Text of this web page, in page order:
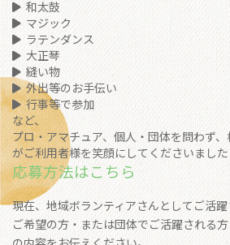
和太鼓
マジック
ラテンダンス
大正琴
縫い物
外出等のお手伝い
行事等で参加
など、
プロ・アマチュア、個人・団体を問わず
がご利用者様を笑顔にしてくださいました
応募方法はこちら
現在、地域ボランティアさんとしてご活
ご希望の方・または団体でご活躍される